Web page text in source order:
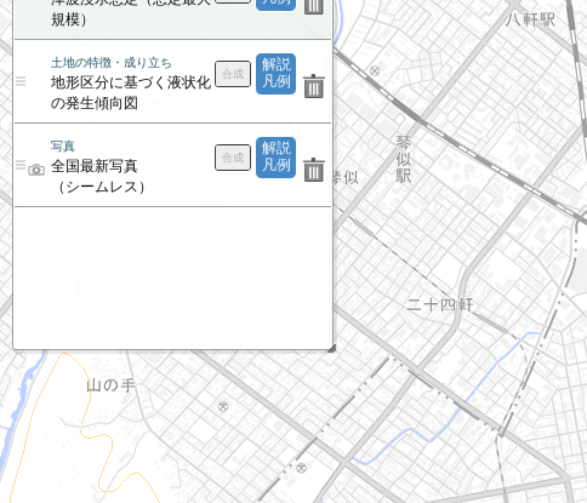
規模）
解説
凡例
土地の特徴・成り立ち
地形区分に基づく液状化
の発生傾向図
解説
凡例
写真
全国最新写真
（シームレス）